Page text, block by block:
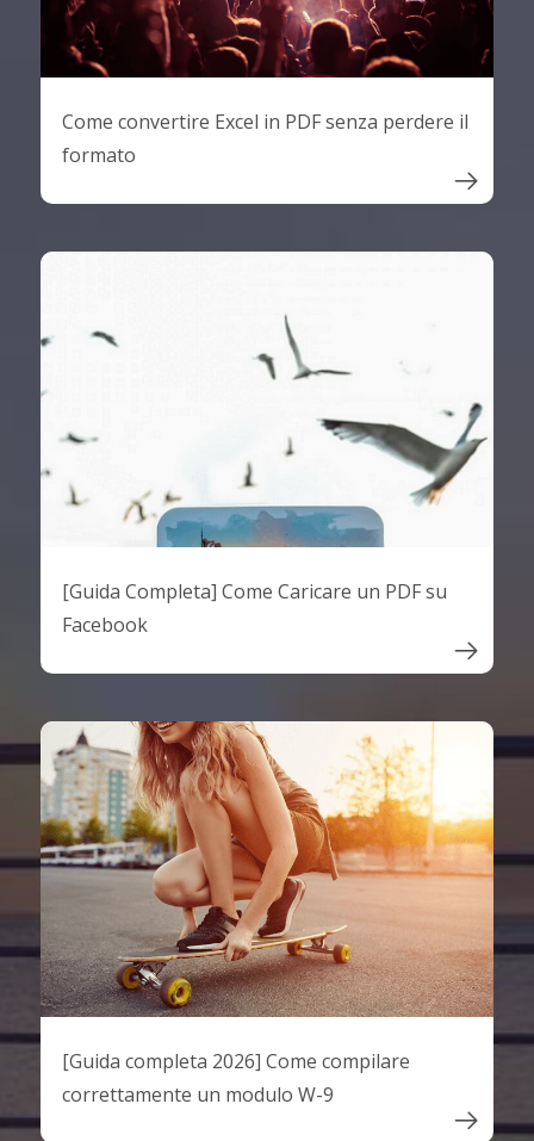
Come convertire Excel in PDF senza perdere il
formato

[Guida Completa] Come Caricare un PDF su
Facebook

[Guida completa 2026] Come compilare
correttamente un modulo W-9
